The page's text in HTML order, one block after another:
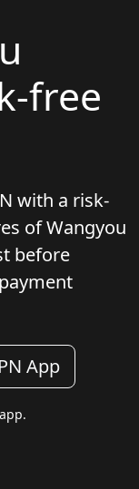
free
with a risk-
of Wangyou
before
App